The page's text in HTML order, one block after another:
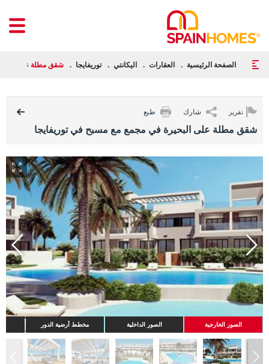
الصفحة الرئيسية العقارات اليكانتي توريفايجا شقق مطلة على
تقرير شارك طبع
شقق مطلة على البحيرة في مجمع مع مسبح في توريفايجا
الصور الخارجية الصور الداخلية مخطط أرضية الدور